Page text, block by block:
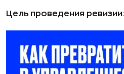
Цель проведения ревизии: